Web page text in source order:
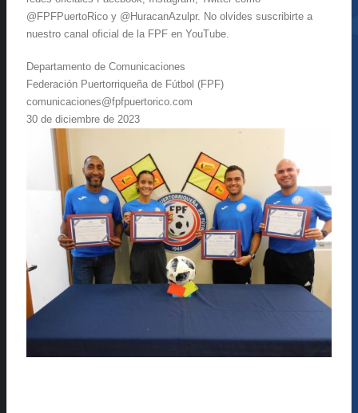
@FPFPuertoRico y @HuracanAzulpr. No olvides suscribirte a
nuestro canal oficial de la FPF en YouTube.
Departamento de Comunicaciones
Federación Puertorriqueña de Fútbol (FPF)
comunicaciones@fpfpuertorico.com
30 de diciembre de 2023